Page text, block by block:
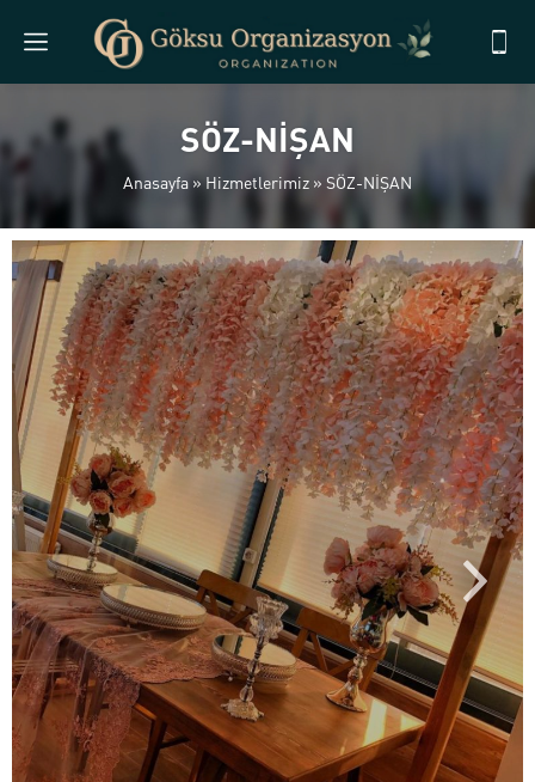
SÖZ-NİŞAN
Anasayfa »Hizmetlerimiz » SÖZ-NİŞAN